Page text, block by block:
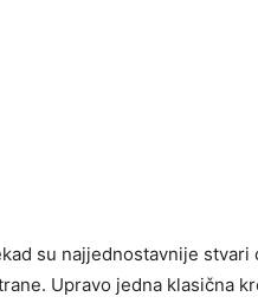
su najjednostavnije
Upravo jedna klasična